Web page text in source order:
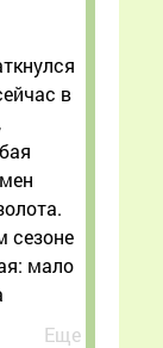
в
сезоне
мало
Еще